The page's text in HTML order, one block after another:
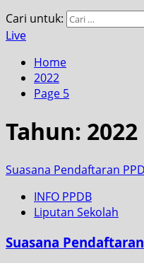
Cari untuk:
Live
Home
2022
Page 5
Tahun: 2022
Suasana Pendaftaran
INFO PPDB
Liputan Sekolah
Suasana